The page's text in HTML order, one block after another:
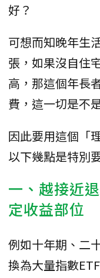
好？
可想而知晚年生
張，如果沒自住
高，那這個年長
費，這一切是不
因此要用這個「
以下幾點是特別
一、越接近
定收益部位
例如十年期、二
換為大量指數ETF